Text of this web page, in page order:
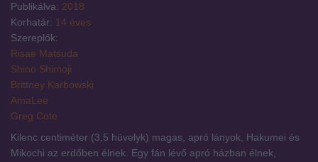
Publikálva: 2018
Korhatár: 14 éves
Szereplők:
Risae Matsuda
Shino Shimoji
Brittney Karbowski
AmaLee
Greg Cote
Kilenc centiméter (3,5 hüvelyk) magas, apró lányok, Hakumei és
Mikochi az erdőben élnek. Egy fán lévő apró házban élnek,